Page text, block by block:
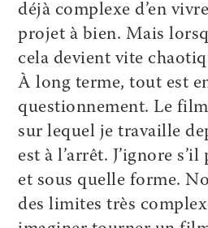
déjà complexe d’en
projet à bien. Mais
cela devient vite
À long terme, tout est
questionnement. Le
sur lequel je travaille
est à l’arrêt. J’ignore
et sous quelle forme.
des limites très